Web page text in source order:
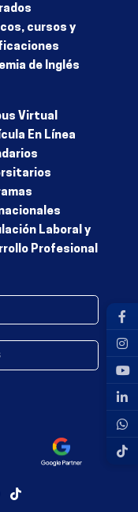
cursos y
de Inglés
Virtual
En Línea
Laboral y
Profesional